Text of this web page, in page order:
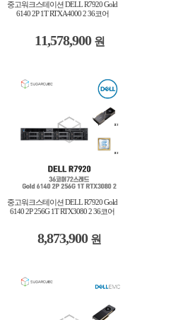
중고워크스테이션 DELL R7920 Gold
6140 2P 1T RTXA4000 2 36코어
11,578,900 원
중고워크스테이션 DELL R7920 Gold
6140 2P 256G 1T RTX3080 2 36코어
8,873,900 원